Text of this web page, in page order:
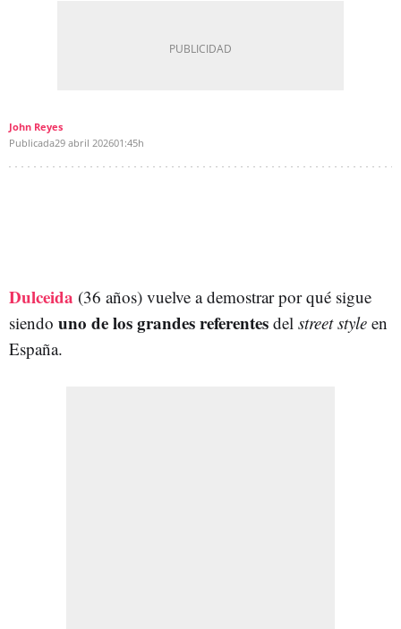
John Reyes
Publicada29 abril 202601:45h
Dulceida (36 años) vuelve a demostrar por qué sigue
siendo uno de los grandes referentes del street style en
España.